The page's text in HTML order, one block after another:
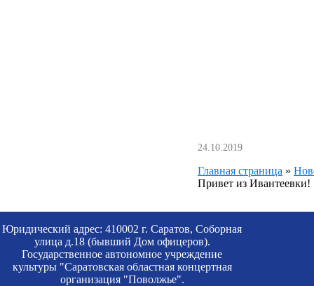
24.10.2019
Главная страница »
Привет из Ивантеевки!
Юридический адрес: 410002 г. Саратов, Соборная
улица д.18 (бывший Дом офицеров).
Государственное автономное учреждение
культуры "Саратовская областная концертная
организация "Поволжье".